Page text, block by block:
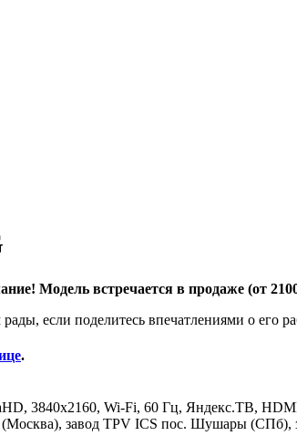
Модель встречается в продаже (от
если поделитесь впечатлениями о его
.
3840x2160, Wi-Fi, 60 Гц, Яндекс.ТВ,
завод TPV ICS пос. Шушары (СПб),